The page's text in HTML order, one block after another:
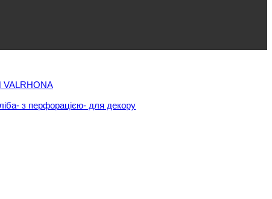
- з перфорацією- для декору